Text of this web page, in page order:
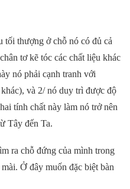
tối thượng ở chỗ nó có đủ cả
tơ kẽ tóc các chất liệu khác
nó phải cạnh tranh với
và 2/ nó duy trì được độ
tính chất này làm nó trở nên
Tây đến Ta.
ra chỗ đứng của mình trong
Ở đây muốn đặc biệt bàn